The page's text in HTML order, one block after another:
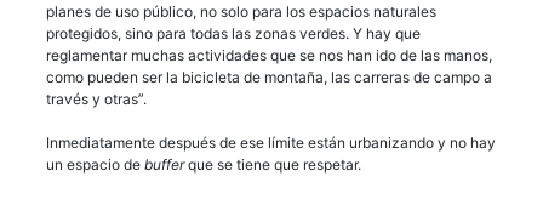
planes de uso público, no solo para los espacios naturales
protegidos, sino para todas las zonas verdes. Y hay que
reglamentar muchas actividades que se nos han ido de las manos,
como pueden ser la bicicleta de montaña, las carreras de campo a
través y otras”.
Inmediatamente después de ese límite están urbanizando y no hay
un espacio de bufferque se tiene que respetar.